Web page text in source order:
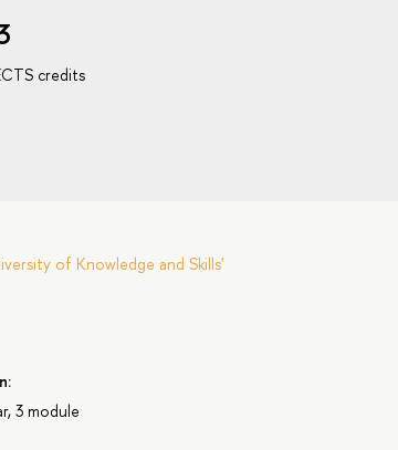
credits
of Knowledge and Skills'
3 module